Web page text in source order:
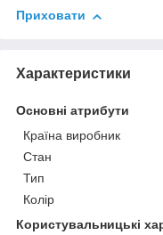
Приховати
Характеристики
Основні атрибути
Країна виробник
Стан
Тип
Колір
Користувальницькі